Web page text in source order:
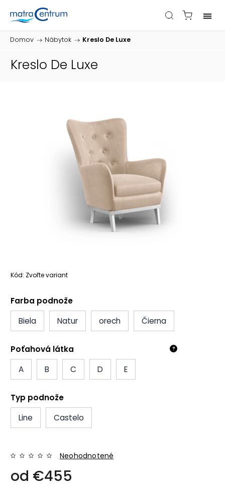
Domov / Nábytok / Kreslo De Luxe
Kreslo De Luxe
Kód: Zvoľte variant
Farba podnože
Biela
Natur orech Čierna
Poťahová látka ?
A B C D E
Typ podnože
Line
Castelo
Neohodnotené
od €455